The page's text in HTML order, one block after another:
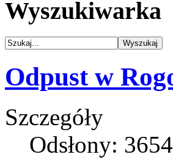
Wyszukiwarka
Odpust w
Szczegóły
Odsłony: 3654